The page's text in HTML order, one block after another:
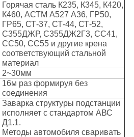
Горячая сталь К235, К345, К420,
К460, АСТМ А527 А36, ГР50,
ГР65, СТ-37, СТ-44, СТ-52,
С355ДЖР, С355ДЖ2Г3, СС41,
СС50, СС55 и другие крена
соответствующий стальной
материал
2~30мм
16м раз формируя без
соединения
Заварка структуры подстанции
исполняет с стандартом АВС
Д1.1.
Методы автомобиля сваривать